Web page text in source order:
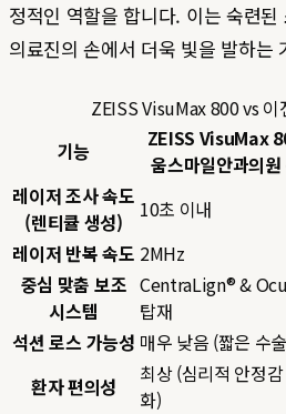
정적인 역할을 합니다. 이는 숙련된
의료진의 손에서 더욱 빛을 발하는
ZEISS VisuMax 800 vs 이
기능
ZEISS VisuMax
움스마일안과의
레이저 조사 속도
(렌티큘 생성)
10초 이내
레이저 반복 속도 2MHz
중심 맞춤 보조
시스템
CentraLign® &
탑재
석션 로스 가능성 매우 낮음 (짧은 수
환자 편의성
최상 (심리적 안정
화)